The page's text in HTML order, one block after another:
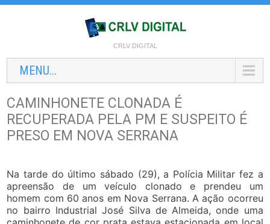
CRLV DIGITAL
MENU...
CAMINHONETE CLONADA É
RECUPERADA PELA PM E SUSPEITO É
PRESO EM NOVA SERRANA
Na tarde do último sábado (29), a Polícia Militar fez a
apreensão de um veículo clonado e prendeu um
homem com 60 anos em Nova Serrana. A ação ocorreu
no bairro Industrial José Silva de Almeida, onde uma